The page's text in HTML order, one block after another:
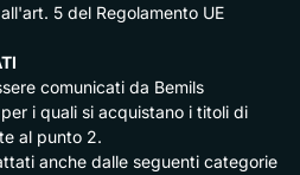
5 del Regolamento UE
comunicati da Bemils
i quali si acquistano i titoli di
al punto 2.
anche dalle seguenti categorie